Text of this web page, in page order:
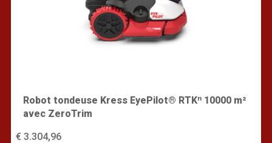
Robot tondeuse Kress EyePilot® RTKⁿ 10000 m²
avec ZeroTrim
€ 3.304,96